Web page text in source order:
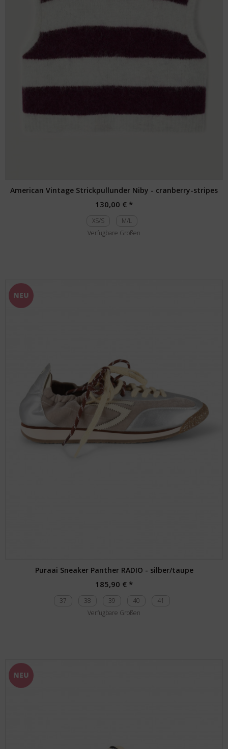
American Vintage Strickpullunder Niby - cranberry-stripes
130,00 € *
XS/S
M/L
Verfügbare Größen
NEU
Puraai Sneaker Panther RADIO - silber/taupe
185,90 € *
37 38 39 40
41
Verfügbare Größen
NEU